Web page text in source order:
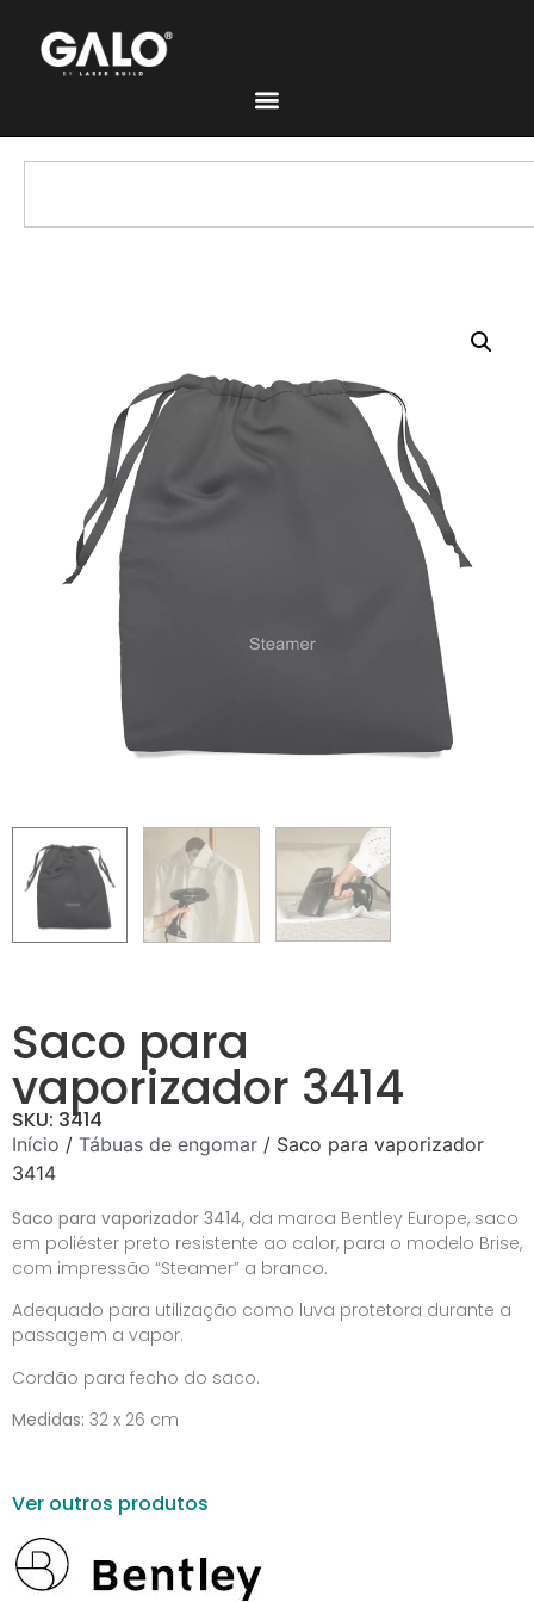
Saco para
vaporizador 3414
SKU: 3414
Início / Tábuas de engomar / Saco para vaporizador
3414
Saco para vaporizador 3414, da marca Bentley Europe, saco
em poliéster preto resistente ao calor, para o modelo Brise,
com impressão “Steamer” a branco.
Adequado para utilização como luva protetora durante a
passagem a vapor.
Cordão para fecho do saco.
Medidas: 32 x 26 cm
Ver outros produtos